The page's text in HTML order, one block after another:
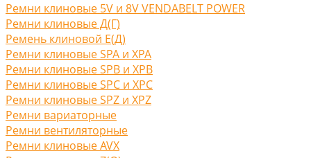
Ремни клиновые 5V и 8V VENDABELT POWER
Ремни клиновые Д(Г)
Ремень клиновой Е(Д)
Ремни клиновые SPA и XPA
Ремни клиновые SPB и XPB
Ремни клиновые SPC и XPC
Ремни клиновые SPZ и XPZ
Ремни вариаторные
Ремни вентиляторные
Ремни клиновые AVX